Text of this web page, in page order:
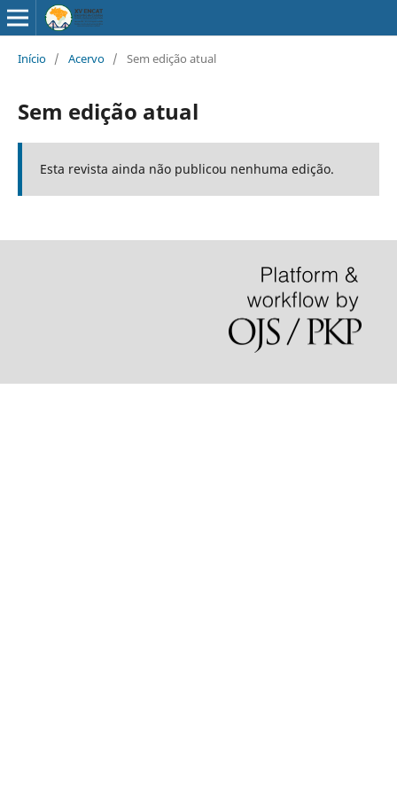
Início / Acervo / Sem edição atual
Sem edição atual
Esta revista ainda não publicou nenhuma edição.